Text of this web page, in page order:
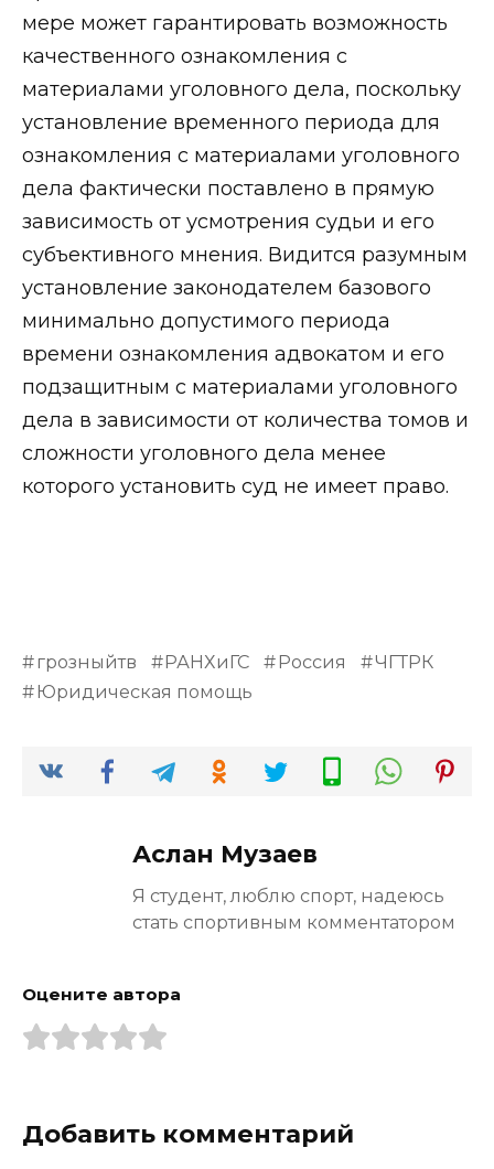
мере может гарантировать возможность
качественного ознакомления с
материалами уголовного дела, поскольку
установление временного периода для
ознакомления с материалами уголовного
дела фактически поставлено в прямую
зависимость от усмотрения судьи и его
субъективного мнения. Видится разумным
установление законодателем базового
минимально допустимого периода
времени ознакомления адвокатом и его
подзащитным с материалами уголовного
дела в зависимости от количества томов и
сложности уголовного дела менее
которого установить суд не имеет право.
грозныйтв РАНХиГС Россия
ЧГТРК
Юридическая помощь
Аслан Музаев
Я студент, люблю спорт, надеюсь
стать спортивным комментатором
Оцените автора
Добавить комментарий